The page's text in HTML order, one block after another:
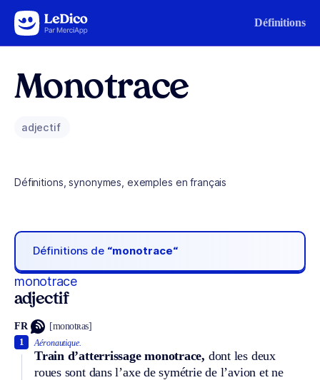
Aller au contenu Définitions
Monotrace
adjectif
Définitions, synonymes, exemples en français
Définitions de “monotrace“
monotrace
adjectif
FR [monotʀas]
Aéronautique.
Train d’atterrissage monotrace, dont les deux
roues sont dans l’axe de symétrie de l’avion et ne
1